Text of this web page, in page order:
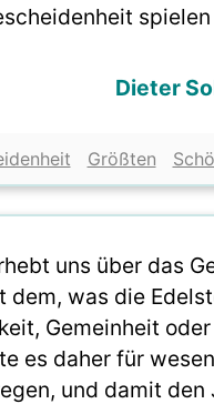
Dieter
Größten
uns über das
dem, was die
Gemeinheit
es daher für
und damit